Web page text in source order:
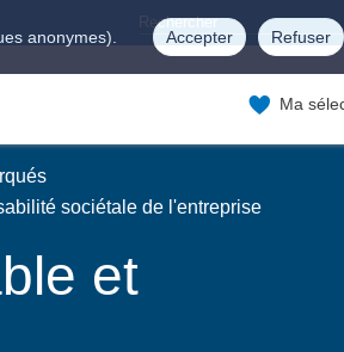
anonymes). Accepter Refuser
Ma
sociétale de l'entreprise
et